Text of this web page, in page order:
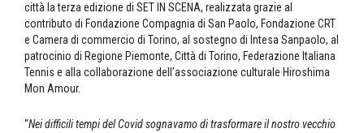
città la terza edizione di SET IN SCENA, realizzata grazie al
contributo di Fondazione Compagnia di San Paolo, Fondazione CRT
e Camera di commercio di Torino, al sostegno di Intesa Sanpaolo, al
patrocinio di Regione Piemonte, Città di Torino, Federazione Italiana
Tennis e alla collaborazione dell’associazione culturale Hiroshima
Mon Amour.
“Nei difficili tempi del Covid sognavamo di trasformare il nostro vecchio